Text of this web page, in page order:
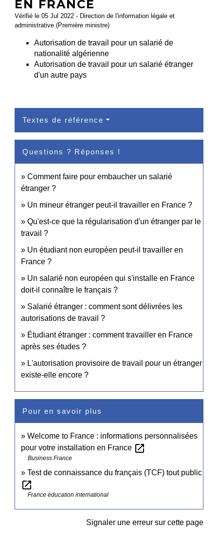
EN FRANCE
Vérifié le 05 Jul 2022 - Direction de l'information légale et
administrative (Première ministre)
Autorisation de travail pour un salarié de
nationalité algérienne
Autorisation de travail pour un salarié étranger
d'un autre pays
Textes de référence
Questions ? Réponses !
Comment faire pour embaucher un salarié
étranger ?
Un mineur étranger peut-il travailler en France ?
Qu'est-ce que la régularisation d'un étranger par le
travail ?
Un étudiant non européen peut-il travailler en
France ?
Un salarié non européen qui s'installe en France
doit-il connaître le français ?
Salarié étranger : comment sont délivrées les
autorisations de travail ?
Étudiant étranger : comment travailler en France
après ses études ?
L'autorisation provisoire de travail pour un étranger
existe-elle encore ?
Pour en savoir plus
Welcome to France : informations personnalisées
pour votre installation en France open_in_new
Business France
Test de connaissance du français (TCF) tout public
open_in_new
France éducation international
Signaler une erreur sur cette page